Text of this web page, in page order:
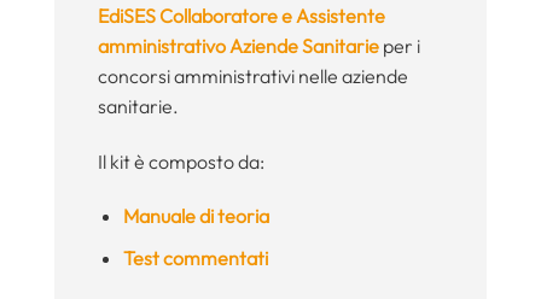
EdiSES Collaboratore e Assistente
amministrativo Aziende Sanitarieper i
concorsi amministrativi nelle aziende
sanitarie.
Il kit è composto da:
Manuale di teoria
Test commentati